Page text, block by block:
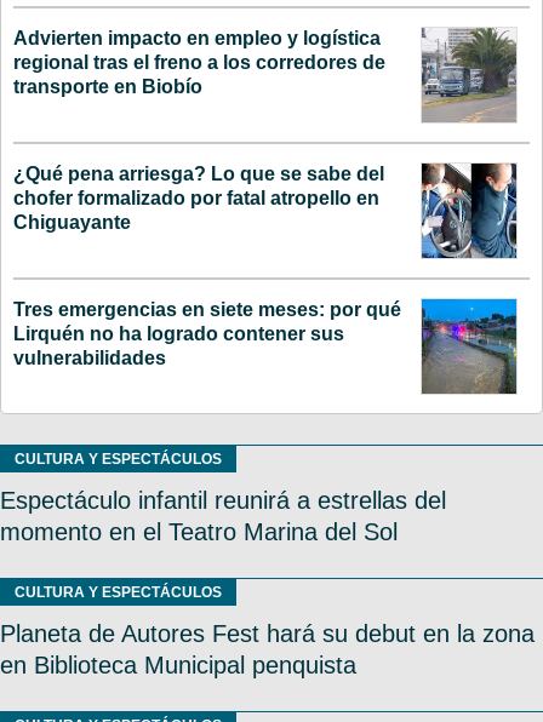
Advierten impacto en empleo y logística
regional tras el freno a los corredores de
transporte en Biobío
¿Qué pena arriesga? Lo que se sabe del
chofer formalizado por fatal atropello en
Chiguayante
Tres emergencias en siete meses: por qué
Lirquén no ha logrado contener sus
vulnerabilidades
CULTURA Y ESPECTÁCULOS
Espectáculo infantil reunirá a estrellas del
momento en el Teatro Marina del Sol
CULTURA Y ESPECTÁCULOS
Planeta de Autores Fest hará su debut en la zona
en Biblioteca Municipal penquista